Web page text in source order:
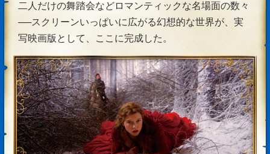
二人だけの舞踏会などロマンティックな名場面の数々
──スクリーンいっぱいに広がる幻想的な世界が、実
写映画版として、ここに完成した。